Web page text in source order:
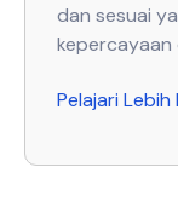
dan sesuai
kepercayaan
Pelajari Lebih